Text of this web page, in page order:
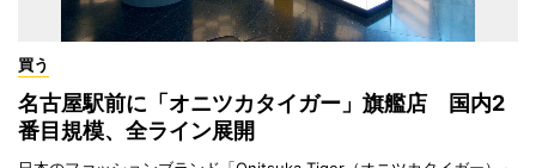
買う
名古屋駅前に「オニツカタイガー」旗艦店 国内2
番目規模、全ライン展開